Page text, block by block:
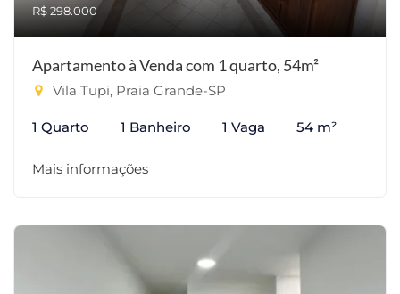
R$ 298.000
Apartamento à Venda com 1 quarto, 54m²
Vila Tupi, Praia Grande-SP
1 Quarto 1 Banheiro 1 Vaga 54 m²
Mais informações